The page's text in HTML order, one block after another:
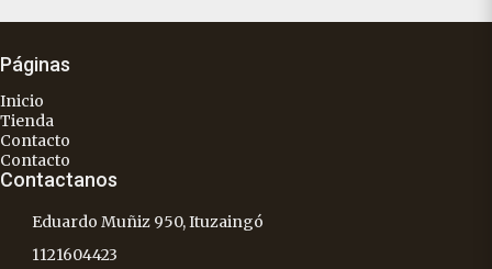
Páginas
Inicio
Tienda
Contacto
Contacto
Contactanos
Eduardo Muñiz 950, Ituzaingó
1121604423